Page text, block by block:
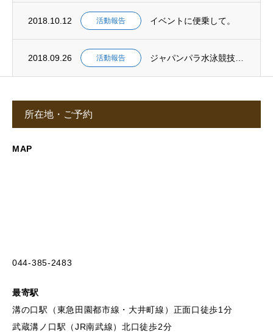
2018.10.12 活動報告 イベントに便乗して。
2018.09.26 活動報告
所在地・ご予約
MAP
044-385-2483
最寄駅
溝の口駅（東急田園都市線・大井町線）正面口徒歩1分
武蔵溝ノ口駅（JR南武線）北口徒歩2分